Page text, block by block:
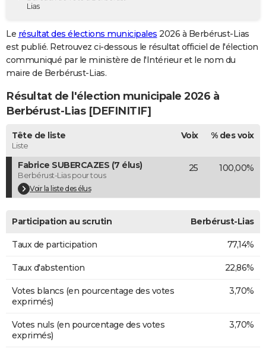
Destinations
City break
Voyage nature
Voyage de noces
Forum
GUIDES D'ACHAT
BONS PLANS
Carte de Noël
Carte Bonne année
Carte Saint-Valentin
Carte Pâques
Carte d'anniversaire
DICTIONNAIRE
Dictionnaire
Biographies
Citations
Expressions
Proverbes
PROGRAMME TV
COPAINS D'AVANT
S'inscrire
Se connecter
Lycées
Collèges
Primaires
Universités
Entreprises
Service militaire
Avis de recherche
AVIS DE DÉCÈS
Bricolage
Television
Lias
Le résultat des élections municipales 2026 à Berbérust-Lias
est publié. Retrouvez ci-dessous le résultat officiel de l'élection
communiqué par le ministère de l'Intérieur et le nom du
maire de Berbérust-Lias.
Résultat de l'élection municipale 2026 à
Berbérust-Lias [DEFINITIF]
Tête de liste
Liste
Voix % des voix
Fabrice SUBERCAZES (7 élus)
Berbérust-Lias pour tous
Voir la liste des élus
25 100,00%
Participation au scrutin Berbérust-Lias
Taux de participation 77,14%
Taux d'abstention 22,86%
Votes blancs (en pourcentage des votes
exprimés)
3,70%
Votes nuls (en pourcentage des votes
exprimés)
3,70%